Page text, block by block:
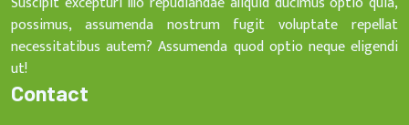
possimus, assumenda nostrum fugit voluptate repellat
necessitatibus autem? Assumenda quod optio neque eligendi
ut!
Contact